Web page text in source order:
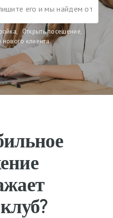
, Открыть посещение,
нового клиента